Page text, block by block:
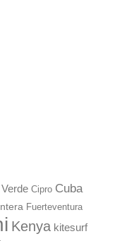
Cipro Cuba
Fuerteventura
Kenya kitesurf